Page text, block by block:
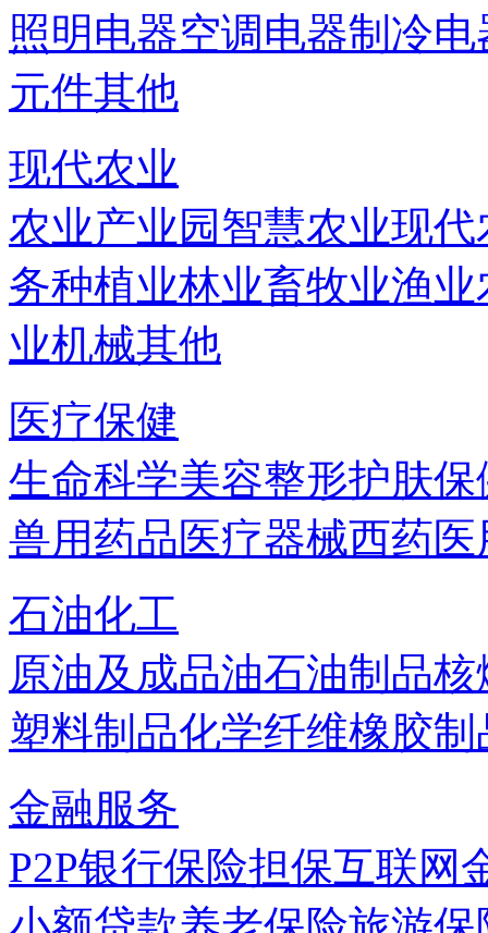
照明电器空调电器制冷电
元件其他
现代农业
农业产业园智慧农业现代
务种植业林业畜牧业渔业
业机械其他
医疗保健
生命科学美容整形护肤保
兽用药品医疗器械西药
石油化工
原油及成品油石油制品核
塑料制品化学纤维橡胶制
金融服务
P2P银行保险担保互联网